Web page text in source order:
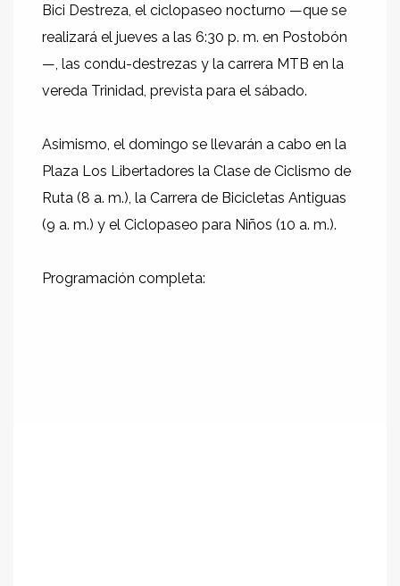
Bici Destreza, el ciclopaseo nocturno —que se
realizará el jueves a las 6:30 p. m. en Postobón
—, las condu-destrezas y la carrera MTB en la
vereda Trinidad, prevista para el sábado.
Asimismo, el domingo se llevarán a cabo en la
Plaza Los Libertadores la Clase de Ciclismo de
Ruta (8 a. m.), la Carrera de Bicicletas Antiguas
(9 a. m.) y el Ciclopaseo para Niños (10 a. m.).
Programación completa: